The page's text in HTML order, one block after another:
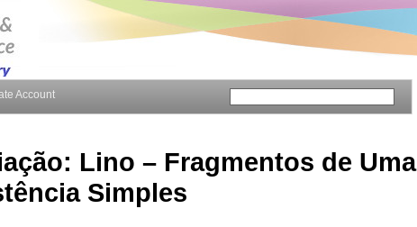
Account
Lino – Fragmentos de Uma
Simples